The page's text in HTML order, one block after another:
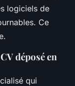
logiciels de
Ce
déposé en
qui